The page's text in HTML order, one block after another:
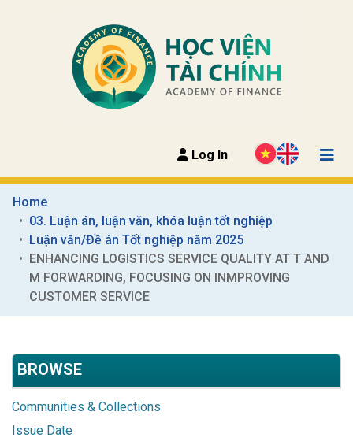
Log In
Home
03. Luận án, luận văn, khóa luận tốt nghiệp
Luận văn/Đề án Tốt nghiệp năm 2025
ENHANCING LOGISTICS SERVICE QUALITY AT T AND
M FORWARDING, FOCUSING ON INMPROVING
CUSTOMER SERVICE
BROWSE
Communities & Collections
Issue Date